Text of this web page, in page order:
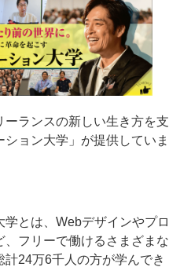
ーランスの新しい生き方を支
ョン大学」が提供していま
とは、Webデザインやプロ
、フリーで働けるさまざまな
24万6千人の方が学んでき